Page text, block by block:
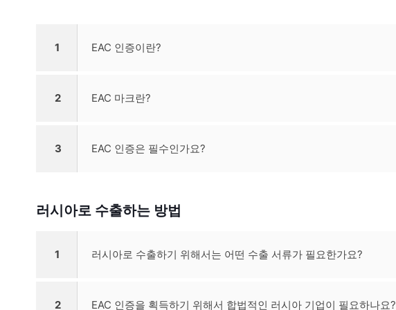
1 EAC 인증이란?
2 EAC 마크란?
3 EAC 인증은 필수인가요?
러시아로 수출하는 방법
1 러시아로 수출하기 위해서는 어떤 수출 서류가 필요한가요?
2 EAC 인증을 획득하기 위해서 합법적인 러시아 기업이 필요하나요?